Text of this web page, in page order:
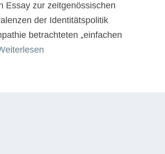
Essay zur zeitgenössischen
der Identitätspolitik
betrachteten „einfachen
der